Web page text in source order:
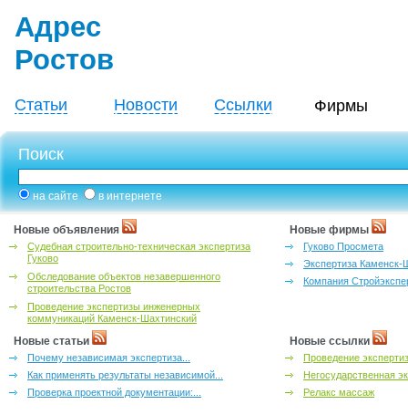
Адрес
Ростов
Статьи Новости Ссылки Фирмы
Поиск
на сайте в интернете
Новые объявления
Судебная строительно-техническая экспертиза
Гуково
Обследование объектов незавершенного
строительства Ростов
Проведение экспертизы инженерных
коммуникаций Каменск-Шахтинский
Новые фирмы
Гуково Просмета
Экспертиза Каменск-
Компания
Новые статьи
Почему независимая экспертиза...
Как применять результаты независимой...
Проверка проектной документации:...
Новые ссылки
Проведение
Негосударственная
Релакс массаж